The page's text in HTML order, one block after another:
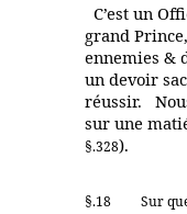
C’est un
grand
ennemies &
un devoir
réussir.
sur une
§.328).
§.18 Sur